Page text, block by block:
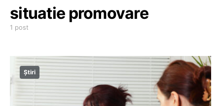
situatie promovare
1 post
Știri